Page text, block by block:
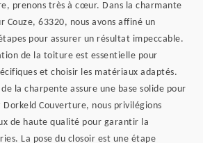
prenons très à cœur. Dans la charmante
Couze, 63320, nous avons affiné un
pour assurer un résultat impeccable.
de la toiture est essentielle pour
et choisir les matériaux adaptés.
la charpente assure une base solide pour
Dorkeld Couverture, nous privilégions
de haute qualité pour garantir la
La pose du closoir est une étape